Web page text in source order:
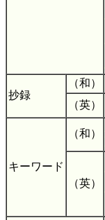
抄録
（和）
（英）
キーワード
（和）
（英）